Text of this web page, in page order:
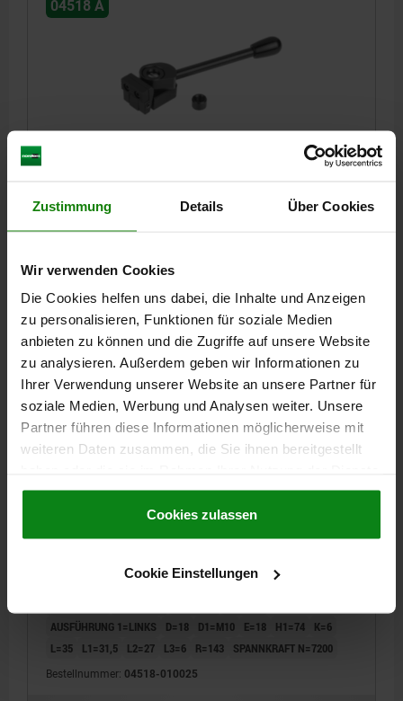
Zustimmung Details Über Cookies
Wir verwenden Cookies
Die Cookies helfen uns dabei, die Inhalte und Anzeigen
zu personalisieren, Funktionen für soziale Medien
anbieten zu können und die Zugriffe auf unsere Website
zu analysieren. Außerdem geben wir Informationen zu
Ihrer Verwendung unserer Website an unsere Partner für
soziale Medien, Werbung und Analysen weiter. Unsere
Partner führen diese Informationen möglicherweise mit
weiteren Daten zusammen, die Sie ihnen bereitgestellt
gesammelt haben.Cookie Richtlinien
Datenschutz|AGB
Cookies zulassen
Cookie Einstellungen
04518 A
NIEDERZUGSPANNER LINKS A=38,5 25X25, FORM:A
LÄNGE=38,5 HÖHE=25
AUSFÜHRUNG 1=LINKS
Bestellnummer:04518-006025
142,80 CHF
zzgl. MwSt.
zzgl. Versandkosten
DETAILS
04518 A
AUSFÜHRUNG 1=LINKS
D=18 D1=M10 E=18 H1=74
K=6
L=35
L1=31,5 L2=27 L3=6 R=143 SPANNKRAFT N=7200
Bestellnummer: 04518-010025